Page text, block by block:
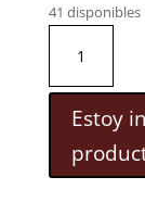
41 disponibles
ANIMAL
cantidad
Estoy